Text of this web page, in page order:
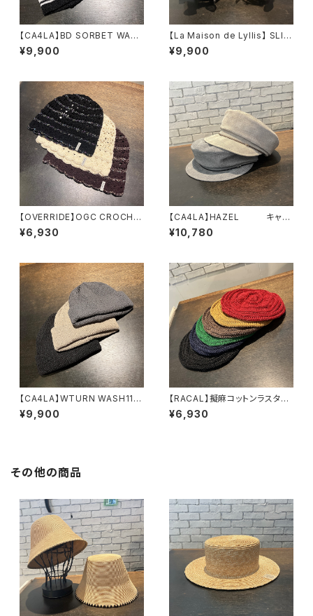
【CA4LA】BD SORBET WATC
H ニット DOU0216
7
¥9,900
【La Maison de Lyllis】 SLIT
ERCHIF スカーフ 2
261019
¥9,900
【OVERRIDE】OGC CROCHE
T BEANIE SG ニット
261090202
¥6,930
【CA4LA】HAZEL キャス
¥10,780
【CA4LA】WTURN WASH11
¥9,900
【RACAL】擬麻コットンラスタタ
ムベレー ベレー RL-
26-1424
¥6,930
その他の商品